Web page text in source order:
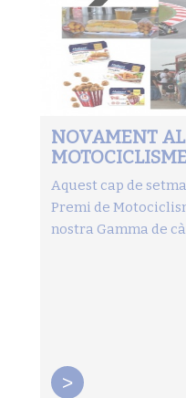
NOVAMENT
Aquest cap de
Premi de
nostra Gamma de
>